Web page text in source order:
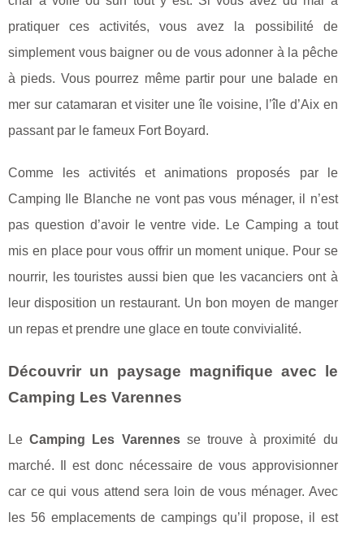
pratiquer ces activités, vous avez la possibilité de
simplement vous baigner ou de vous adonner à la pêche
à pieds. Vous pourrez même partir pour une balade en
mer sur catamaran et visiter une île voisine, l’île d’Aix en
passant par le fameux Fort Boyard.
Comme les activités et animations proposés par le
Camping Ile Blanche ne vont pas vous ménager, il n’est
pas question d’avoir le ventre vide. Le Camping a tout
mis en place pour vous offrir un moment unique. Pour se
nourrir, les touristes aussi bien que les vacanciers ont à
leur disposition un restaurant. Un bon moyen de manger
un repas et prendre une glace en toute convivialité.
Découvrir un paysage magnifique avec le
Camping Les Varennes
LeCamping Les Varennesse trouve à proximité du
marché. Il est donc nécessaire de vous approvisionner
car ce qui vous attend sera loin de vous ménager. Avec
les 56 emplacements de campings qu’il propose, il est